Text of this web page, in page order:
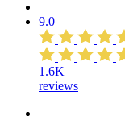
9.0
1.6K
reviews